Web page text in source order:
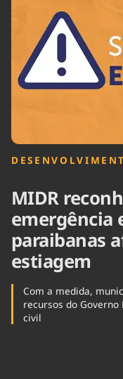
Brasil Mineral
Ciência &
Tecnologia
Cinema
MIDR
emergência
paraibanas
estiagem
Com a medida,
recursos do
civil